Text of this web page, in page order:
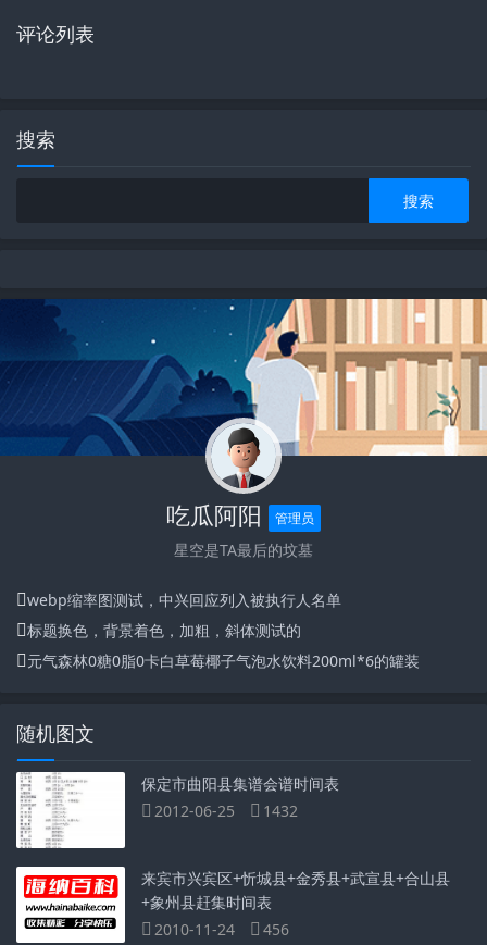
评论列表
搜索
吃瓜阿阳 管理员
星空是TA最后的坟墓
webp缩率图测试，中兴回应列入被执行人名单
标题换色，背景着色，加粗，斜体测试的
元气森林0糖0脂0卡白草莓椰子气泡水饮料200ml*6的罐装
随机图文
保定市曲阳县集谱会谱时间表
2012-06-25
1432
来宾市兴宾区+忻城县+金秀县+武宣县+合山县
+象州县赶集时间表
2010-11-24
456